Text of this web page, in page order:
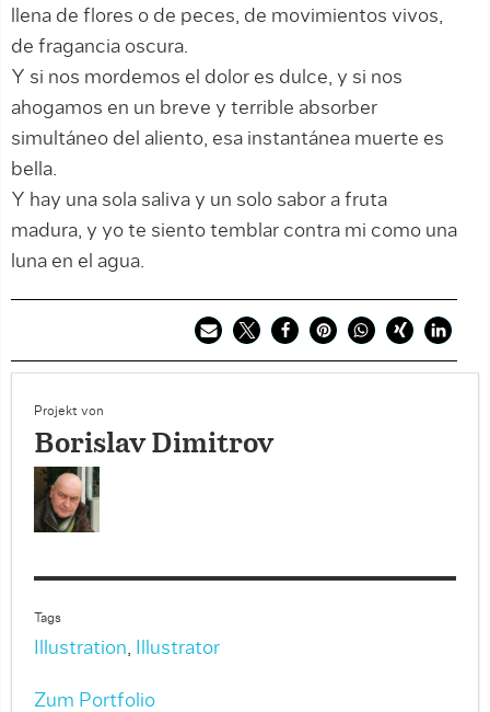
llena de flores o de peces, de movimientos vivos,
de fragancia oscura.
Y si nos mordemos el dolor es dulce, y si nos
ahogamos en un breve y terrible absorber
simultáneo del aliento, esa instantánea muerte es
bella.
Y hay una sola saliva y un solo sabor a fruta
madura, y yo te siento temblar contra mi como una
luna en el agua.
Projekt von
Borislav Dimitrov
Tags
Illustration, Illustrator
Zum Portfolio